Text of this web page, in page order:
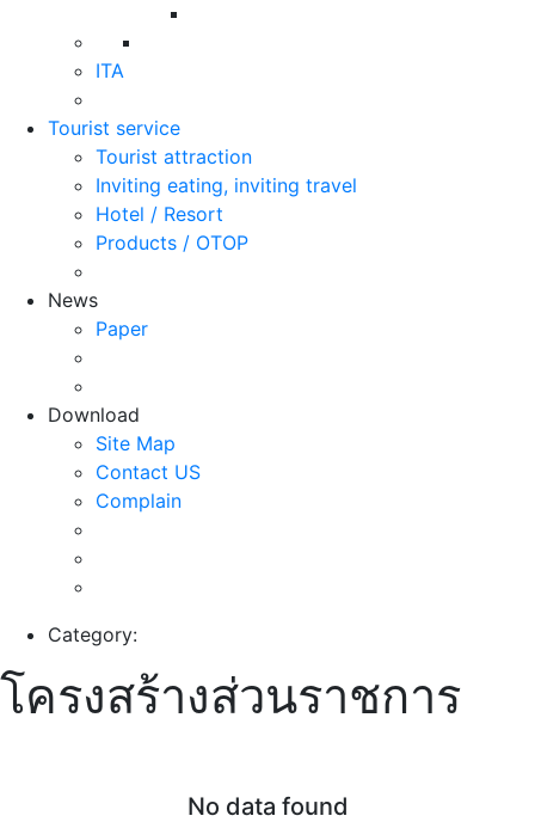
ITA
Tourist service
Tourist attraction
Inviting eating, inviting travel
Hotel / Resort
Products / OTOP
News
Paper
Download
Site Map
Contact US
Complain
Category:
โครงสร้างส่วนราชการ
No data found